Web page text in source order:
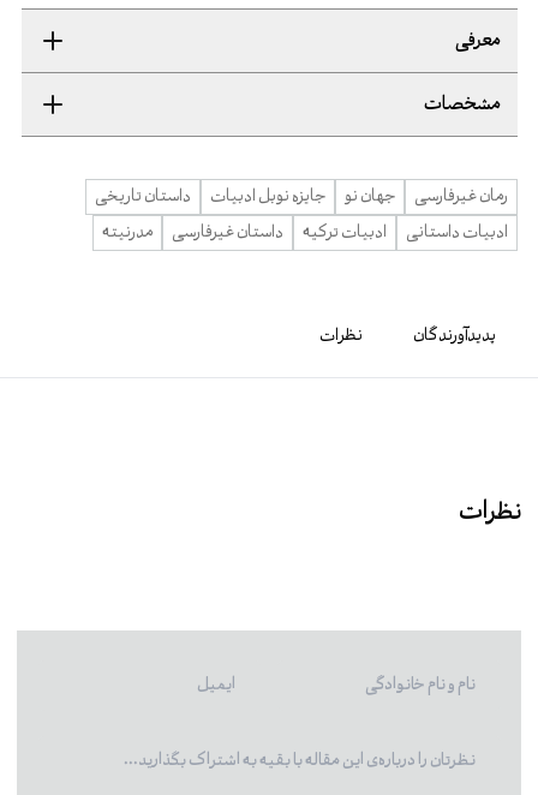
معرفی
مشخصات
رمان غیرفارسی جهان نو جایزه نوبل ادبیات
داستان تاریخی
ادبیات داستانی
ادبیات ترکیه داستان غیرفارسی مدرنیته
پدیدآورندگان نظرات
نظرات